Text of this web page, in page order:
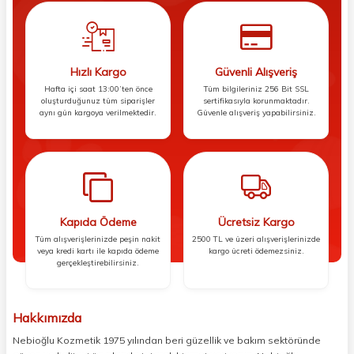
Hızlı Kargo
Hafta içi saat 13:00’ten önce
oluşturduğunuz tüm siparişler
aynı gün kargoya verilmektedir.
Güvenli Alışveriş
Tüm bilgileriniz 256 Bit SSL
sertifikasıyla korunmaktadır.
Güvenle alışveriş yapabilirsiniz.
Kapıda Ödeme
Tüm alışverişlerinizde peşin nakit
veya kredi kartı ile kapıda ödeme
gerçekleştirebilirsiniz.
Ücretsiz Kargo
2500 TL ve üzeri alışverişlerinizde
kargo ücreti ödemezsiniz.
Hakkımızda
Nebioğlu Kozmetik 1975 yılından beri güzellik ve bakım sektöründe